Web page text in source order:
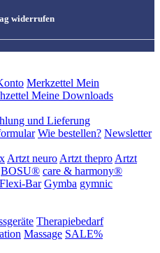
widerrufen
Merkzettel Mein
Meine Downloads
und Lieferung
Wie bestellen? Newsletter
Artzt neuro Artzt thepro Artzt
BOSU® care & harmony®
Flexi-Bar Gymba gymnic
Therapiebedarf
Massage SALE%